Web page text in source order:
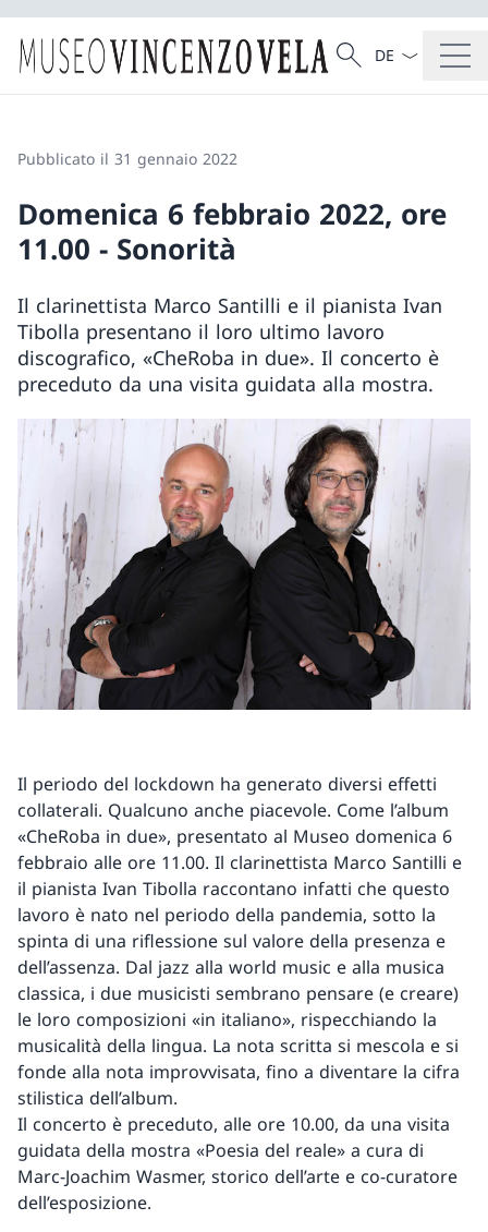
Cercare
Ricerca
Dal menu a
Pubblicato il 31 gennaio 2022
Domenica 6 febbraio 2022, ore
11.00 - Sonorità
Il clarinettista Marco Santilli e il pianista Ivan
Tibolla presentano il loro ultimo lavoro
discografico, «CheRoba in due». Il concerto è
preceduto da una visita guidata alla mostra.
Il periodo del lockdown ha generato diversi effetti
collaterali. Qualcuno anche piacevole. Come l’album
«CheRoba in due», presentato al Museo domenica 6
febbraio alle ore 11.00. Il clarinettista Marco Santilli e
il pianista Ivan Tibolla raccontano infatti che questo
lavoro è nato nel periodo della pandemia, sotto la
spinta di una riflessione sul valore della presenza e
dell’assenza. Dal jazz alla world music e alla musica
classica, i due musicisti sembrano pensare (e creare)
le loro composizioni «in italiano», rispecchiando la
musicalità della lingua. La nota scritta si mescola e si
fonde alla nota improvvisata, fino a diventare la cifra
stilistica dell’album.
Il concerto è preceduto, alle ore 10.00, da una visita
guidata della mostra «Poesia del reale» a cura di
Marc-Joachim Wasmer, storico dell’arte e co-curatore
dell’esposizione.